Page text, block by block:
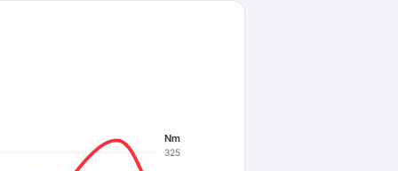
325
Nm